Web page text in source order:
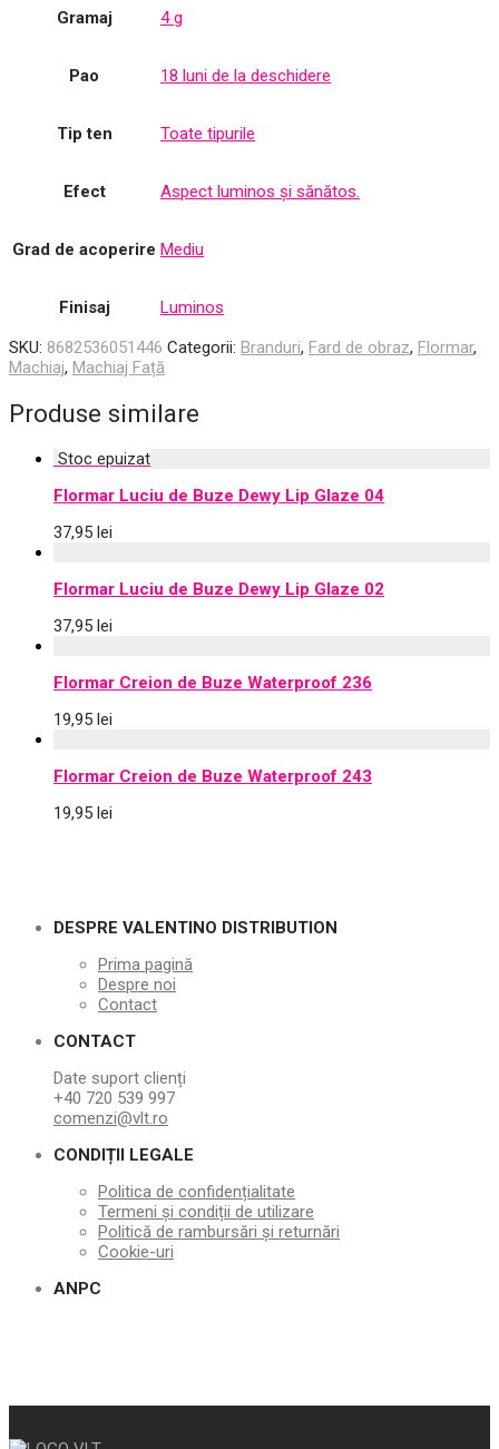
Gramaj 4 g
Pao 18 luni de la deschidere
Tip ten Toate tipurile
Efect Aspect luminos și sănătos.
Grad de acoperire Mediu
Finisaj
Luminos
SKU: 8682536051446 Categorii: Branduri, Fard de obraz, Flormar,
Machiaj, Machiaj Față
Produse similare
Flormar Luciu de Buze Dewy Lip Glaze 04
37,95 lei
Flormar Luciu de Buze Dewy Lip Glaze 02
37,95 lei
Flormar Creion de Buze Waterproof 236
19,95 lei
Flormar Creion de Buze Waterproof 243
19,95 lei
DESPRE VALENTINO DISTRIBUTION
Prima pagină
Despre noi
Contact
CONTACT
Date suport clienți
+40 720 539 997
comenzi@vlt.ro
CONDIȚII LEGALE
Politica de confidențialitate
Termeni și condiții de utilizare
Politică de rambursări și returnări
Cookie-uri
ANPC